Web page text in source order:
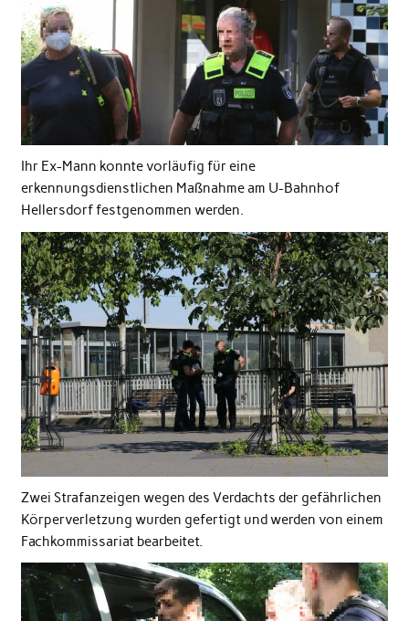
Ihr Ex-Mann konnte vorläufig für eine
erkennungsdienstlichen Maßnahme am U-Bahnhof
Hellersdorf festgenommen werden.
Zwei Strafanzeigen wegen des Verdachts der gefährlichen
Körperverletzung wurden gefertigt und werden von einem
Fachkommissariat bearbeitet.